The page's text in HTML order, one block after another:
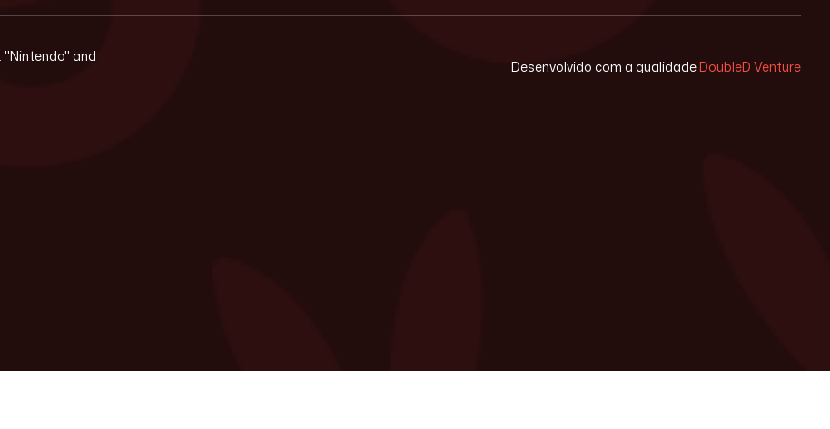
"Nintendo" and
Desenvolvido com a qualidadeDoubleD Venture